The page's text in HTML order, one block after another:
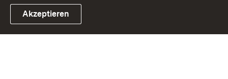
Akzeptieren